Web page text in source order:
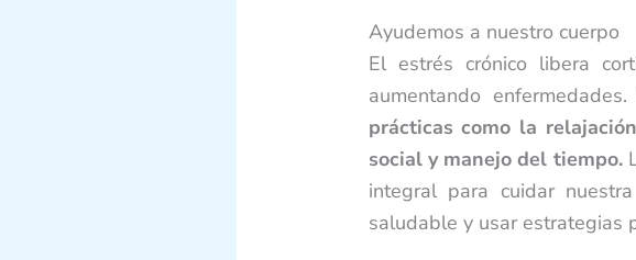
Ayudemos a nuestro cuerpo
El estrés crónico libera
aumentando enfermedades.
prácticas como la
social y manejo del tiempo.
integral para cuidar
saludable y usar estrategias